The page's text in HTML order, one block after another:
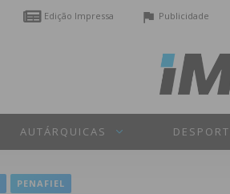
Edição Impressa Publicidade
AUTÁRQUICAS
PENAFIEL